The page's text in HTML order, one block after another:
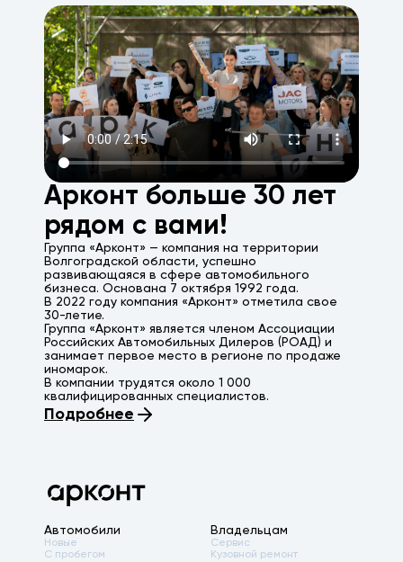
Арконт больше 30 лет
рядом с вами!
Группа «Арконт» — компания на территории
Волгоградской области, успешно
развивающаяся в сфере автомобильного
бизнеса. Основана 7 октября 1992 года.
В 2022 году компания «Арконт» отметила свое
30-летие.
Группа «Арконт» является членом Ассоциации
Российских Автомобильных Дилеров (РОАД) и
занимает первое место в регионе по продаже
иномарок.
В компании трудятся около 1 000
квалифицированных специалистов.
Подробнее
Автомобили
Новые
С пробегом
Владельцам
Сервис
Кузовной ремонт